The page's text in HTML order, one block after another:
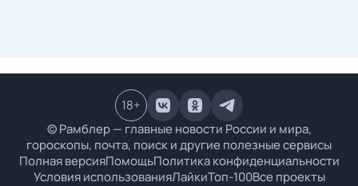
© Рамблер — главные новости России и мира,
гороскопы, почта, поиск и другие полезные сервисы
Полная версияПомощьПолитика конфиденциальности
Условия использованияЛайкиТоп-100Все проекты
18+